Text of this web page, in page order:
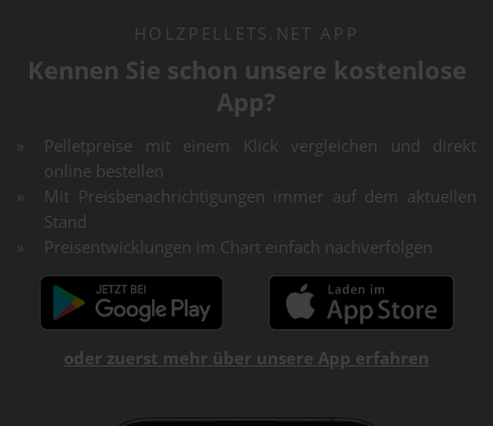
HOLZPELLETS.NET APP
Kennen Sie schon unsere kostenlose
App?
Pelletpreise mit einem Klick vergleichen und direkt
online bestellen
Mit Preisbenachrichtigungen immer auf dem aktuellen
Stand
Preisentwicklungen im Chart einfach nachverfolgen
oder zuerst mehr über unsere App erfahren